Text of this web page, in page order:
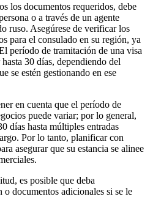
los documentos requeridos, debe
o a través de un agente
ruso. Asegúrese de verificar los
para el consulado en su región, ya
período de tramitación de una visa
30 días, dependiendo del
se estén gestionando en ese
en cuenta que el período de
puede variar; por lo general,
días hasta múltiples entradas
Por lo tanto, planificar con
asegurar que su estancia se alinee
es posible que deba
documentos adicionales si se le